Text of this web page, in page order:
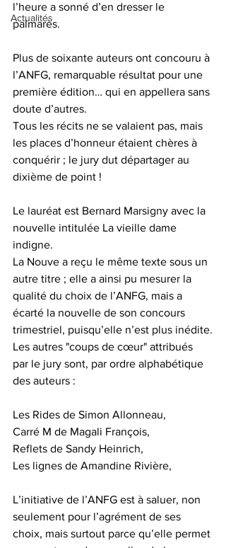
Actualités
l’heure a sonné d’en dresser le
palmarès.
Plus de soixante auteurs ont concouru à
l’ANFG, remarquable résultat pour une
première édition… qui en appellera sans
doute d’autres.
Tous les récits ne se valaient pas, mais
les places d’honneur étaient chères à
conquérir ; le jury dut départager au
dixième de point !
Le lauréat est Bernard Marsigny avec la
nouvelle intitulée La vieille dame
indigne.
La Nouve a reçu le même texte sous un
autre titre ; elle a ainsi pu mesurer la
qualité du choix de l’ANFG, mais a
écarté la nouvelle de son concours
trimestriel, puisqu’elle n’est plus inédite.
Les autres "coups de cœur" attribués
par le jury sont, par ordre alphabétique
des auteurs :
Les Rides de Simon Allonneau,
Carré M de Magali François,
Reflets de Sandy Heinrich,
Les lignes de Amandine Rivière,
L’initiative de l’ANFG est à saluer, non
seulement pour l’agrément de ses
choix, mais surtout parce qu’elle permet